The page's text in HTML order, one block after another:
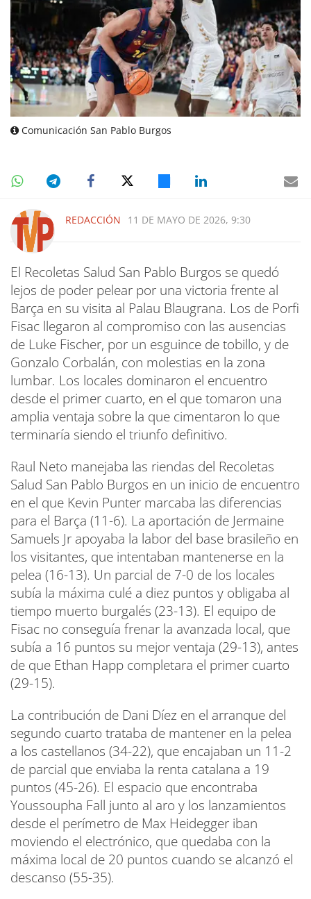
Comunicación San Pablo Burgos
REDACCIÓN 11 DE MAYO DE 2026, 9:30
El Recoletas Salud San Pablo Burgos se quedó
lejos de poder pelear por una victoria frente al
Barça en su visita al Palau Blaugrana. Los de Porfi
Fisac llegaron al compromiso con las ausencias
de Luke Fischer, por un esguince de tobillo, y de
Gonzalo Corbalán, con molestias en la zona
lumbar. Los locales dominaron el encuentro
desde el primer cuarto, en el que tomaron una
amplia ventaja sobre la que cimentaron lo que
terminaría siendo el triunfo definitivo.
Raul Neto manejaba las riendas del Recoletas
Salud San Pablo Burgos en un inicio de encuentro
en el que Kevin Punter marcaba las diferencias
para el Barça (11-6). La aportación de Jermaine
Samuels Jr apoyaba la labor del base brasileño en
los visitantes, que intentaban mantenerse en la
pelea (16-13). Un parcial de 7-0 de los locales
subía la máxima culé a diez puntos y obligaba al
tiempo muerto burgalés (23-13). El equipo de
Fisac no conseguía frenar la avanzada local, que
subía a 16 puntos su mejor ventaja (29-13), antes
de que Ethan Happ completara el primer cuarto
(29-15).
La contribución de Dani Díez en el arranque del
segundo cuarto trataba de mantener en la pelea
a los castellanos (34-22), que encajaban un 11-2
de parcial que enviaba la renta catalana a 19
puntos (45-26). El espacio que encontraba
Youssoupha Fall junto al aro y los lanzamientos
desde el perímetro de Max Heidegger iban
moviendo el electrónico, que quedaba con la
máxima local de 20 puntos cuando se alcanzó el
descanso (55-35).